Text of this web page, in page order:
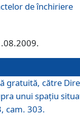
de închiriere
gratuită, către
unui spaţiu
cam. 303.